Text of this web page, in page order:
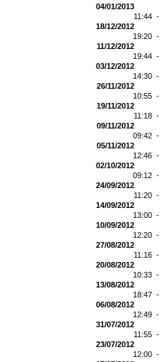
04/01/2013
11:44 -
18/12/2012
19:20 -
11/12/2012
19:44 -
03/12/2012
14:30 -
26/11/2012
10:55 -
19/11/2012
11:18 -
09/11/2012
09:42 -
05/11/2012
12:46 -
02/10/2012
09:12 -
24/09/2012
11:20 -
14/09/2012
13:00 -
10/09/2012
12:20 -
27/08/2012
11:16 -
20/08/2012
10:33 -
13/08/2012
18:47 -
06/08/2012
12:49 -
31/07/2012
11:55 -
23/07/2012
12:00 -